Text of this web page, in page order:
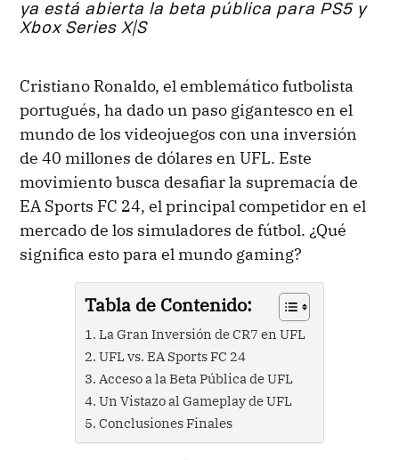
ya está abierta la beta pública para PS5 y
Xbox Series X|S
Cristiano Ronaldo, el emblemático futbolista
portugués, ha dado un paso gigantesco en el
mundo de los videojuegos con una inversión
de 40 millones de dólares en UFL. Este
movimiento busca desafiar la supremacía de
EA Sports FC 24, el principal competidor en el
mercado de los simuladores de fútbol. ¿Qué
significa esto para el mundo gaming?
Tabla de Contenido:
La Gran Inversión de CR7 en UFL
UFL vs. EA Sports FC 24
Acceso a la Beta Pública de UFL
Un Vistazo al Gameplay de UFL
Conclusiones Finales